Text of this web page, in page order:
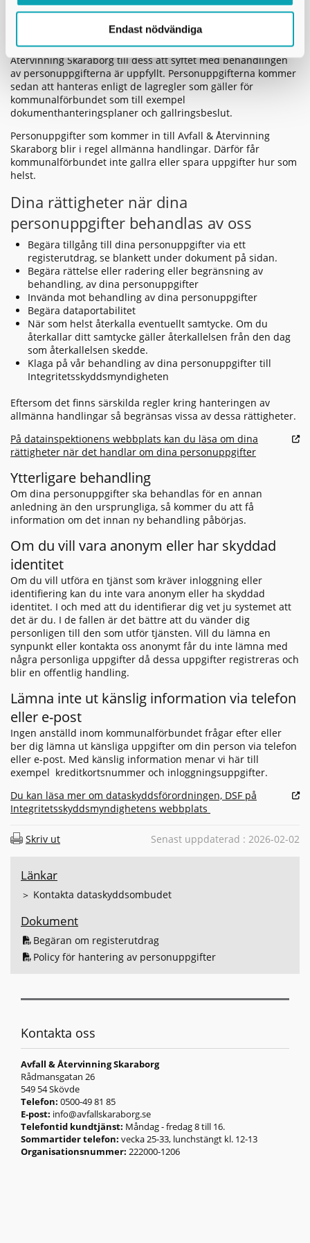
Endast nödvändiga
Hur länge sparas dina personuppgifter?
Dina personuppgifter kommer att behandlas av Avfall &
Återvinning Skaraborg till dess att syftet med behandlingen
av personuppgifterna är uppfyllt. Personuppgifterna kommer
sedan att hanteras enligt de lagregler som gäller för
kommunalförbundet som till exempel
dokumenthanteringsplaner och gallringsbeslut.
Personuppgifter som kommer in till Avfall & Återvinning
Skaraborg blir i regel allmänna handlingar. Därför får
kommunalförbundet inte gallra eller spara uppgifter hur som
helst.
Dina rättigheter när dina
personuppgifter behandlas av oss
Begära tillgång till dina personuppgifter via ett
registerutdrag, se blankett under dokument på sidan.
Begära rättelse eller radering eller begränsning av
behandling, av dina personuppgifter
Invända mot behandling av dina personuppgifter
Begära dataportabilitet
När som helst återkalla eventuellt samtycke. Om du
återkallar ditt samtycke gäller återkallelsen från den dag
som återkallelsen skedde.
Klaga på vår behandling av dina personuppgifter till
Integritetsskyddsmyndigheten
Eftersom det finns särskilda regler kring hanteringen av
allmänna handlingar så begränsas vissa av dessa rättigheter.
På datainspektionens webbplats kan du läsa om dina
rättigheter när det handlar om dina personuppgifter
Ytterligare behandling
Om dina personuppgifter ska behandlas för en annan
anledning än den ursprungliga, så kommer du att få
information om det innan ny behandling påbörjas.
Om du vill vara anonym eller har skyddad
identitet
Om du vill utföra en tjänst som kräver inloggning eller
identifiering kan du inte vara anonym eller ha skyddad
identitet. I och med att du identifierar dig vet ju systemet att
det är du. I de fallen är det bättre att du vänder dig
personligen till den som utför tjänsten. Vill du lämna en
synpunkt eller kontakta oss anonymt får du inte lämna med
några personliga uppgifter då dessa uppgifter registreras och
blir en offentlig handling.
Lämna inte ut känslig information via telefon
eller e-post
Ingen anställd inom kommunalförbundet frågar efter eller
ber dig lämna ut känsliga uppgifter om din person via telefon
eller e-post. Med känslig information menar vi här till
exempel kreditkortsnummer och inloggningsuppgifter.
Du kan läsa mer om dataskyddsförordningen, DSF på
Integritetsskyddsmyndighetens webbplats
Skriv ut Senast uppdaterad : 2026-02-02
Länkar
Kontakta dataskyddsombudet
Dokument
Begäran om registerutdrag
Policy för hantering av personuppgifter
Kontakta oss
Avfall & Återvinning Skaraborg
Rådmansgatan 26
549 54 Skövde
Telefon: 0500-49 81 85
E-post: info@avfallskaraborg.se
Telefontid kundtjänst: Måndag - fredag 8 till 16.
Sommartider telefon: vecka 25-33, lunchstängt kl. 12-13
Organisationsnummer: 222000-1206